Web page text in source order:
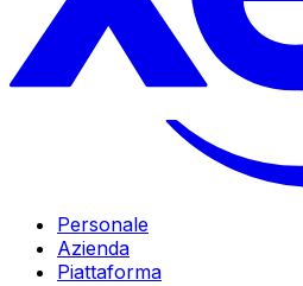
Personale
Azienda
Piattaforma